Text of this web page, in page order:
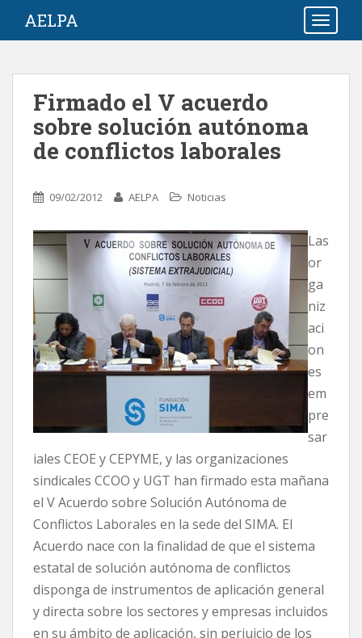
i
AELPA
Firmado el V acuerdo
sobre solución autónoma
de conflictos laborales
09/02/2012 AELPA Noticias
Las
or
ga
niz
aci
on
es
em
pre
sar
iales CEOE y CEPYME, y las organizaciones
sindicales CCOO y UGT han firmado esta mañana
el V Acuerdo sobre Solución Autónoma de
Conflictos Laborales en la sede del SIMA. El
Acuerdo nace con la finalidad de que el sistema
estatal de solución autónoma de conflictos
disponga de instrumentos de aplicación general
y directa sobre los sectores y empresas incluidos
en su ámbito de aplicación, sin perjuicio de los